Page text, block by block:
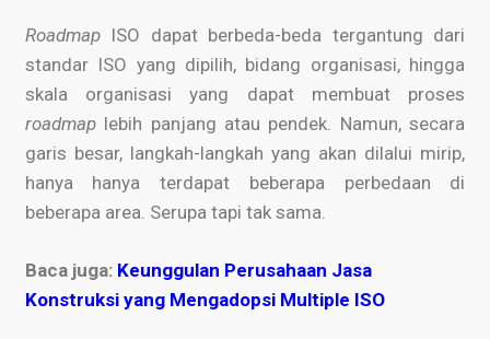
Roadmap ISO dapat berbeda-beda tergantung dari
standar ISO yang dipilih, bidang organisasi, hingga
skala organisasi yang dapat membuat proses
roadmap lebih panjang atau pendek. Namun, secara
garis besar, langkah-langkah yang akan dilalui mirip,
hanya hanya terdapat beberapa perbedaan di
beberapa area. Serupa tapi tak sama.
Baca juga: Keunggulan Perusahaan Jasa
Konstruksi yang Mengadopsi Multiple ISO